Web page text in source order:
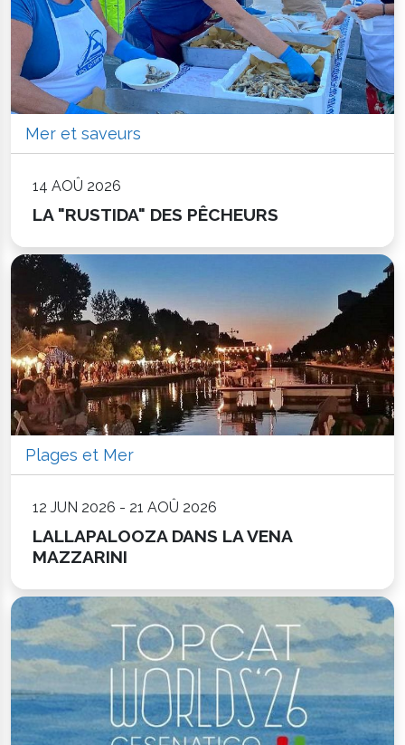
Mer et saveurs
14 AOÛ 2026
LA "RUSTIDA" DES PÊCHEURS
Plages et Mer
12 JUN 2026 - 21 AOÛ 2026
LALLAPALOOZA DANS LA VENA
MAZZARINI